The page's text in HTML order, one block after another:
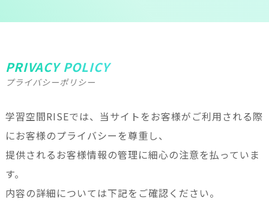
PRIVACY POLICY
プライバシーポリシー
学習空間RISEでは、当サイトをお客様がご利用される際
にお客様のプライバシーを尊重し、
提供されるお客様情報の管理に細心の注意を払っていま
す。
内容の詳細については下記をご確認ください。